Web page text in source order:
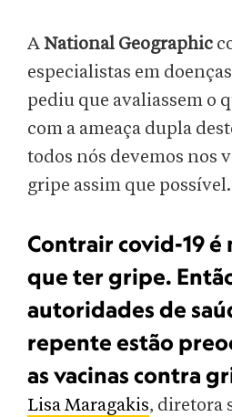
A National Geographic
especialistas em
pediu que avaliassem o
com a ameaça dupla
todos nós devemos nos
gripe assim que possível.
Contrair covid-19
que ter gripe.
autoridades de
repente estão
as vacinas contra
Lisa Maragakis, diretora